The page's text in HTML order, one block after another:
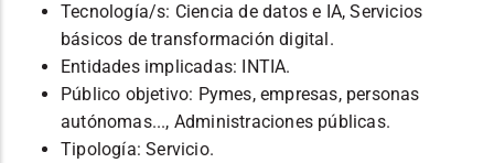
Tecnología/s: Ciencia de datos e IA, Servicios
básicos de transformación digital.
Entidades implicadas: INTIA.
Público objetivo: Pymes, empresas, personas
autónomas..., Administraciones públicas.
Tipología: Servicio.